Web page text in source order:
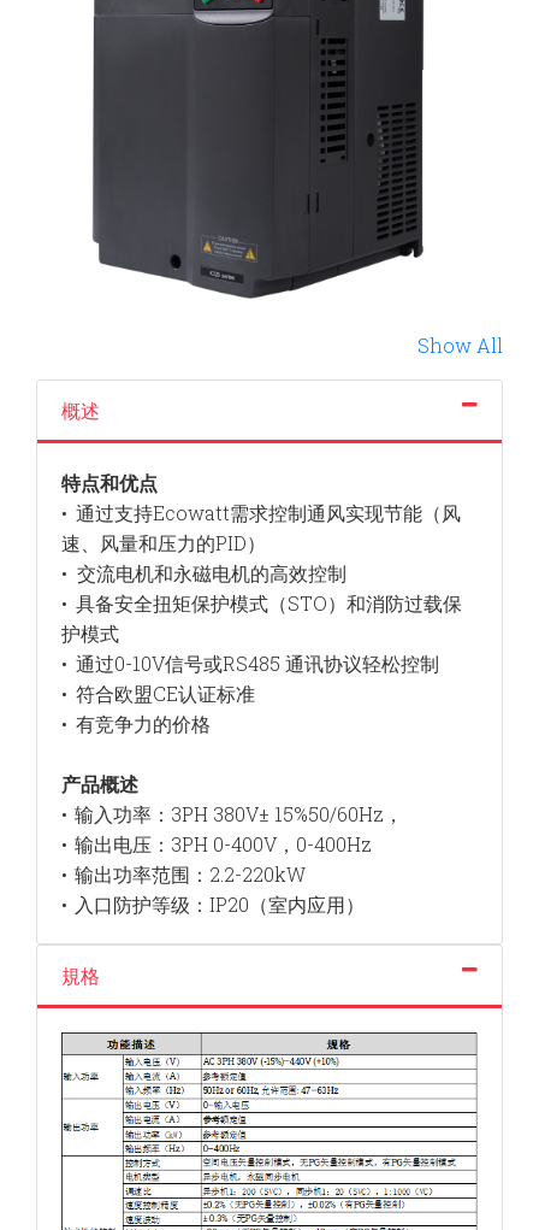
Show All
概述
特点和优点
• 通过支持Ecowatt需求控制通风实现节能（风
速、风量和压力的PID）
• 交流电机和永磁电机的高效控制
• 具备安全扭矩保护模式（STO）和消防过载保
护模式
• 通过0-10V信号或RS485 通讯协议轻松控制
• 符合欧盟CE认证标准
• 有竞争力的价格
产品概述
• 输入功率：3PH 380V± 15%50/60Hz，
• 输出电压：3PH 0-400V，0-400Hz
• 输出功率范围：2.2-220kW
• 入口防护等级：IP20（室内应用）
規格